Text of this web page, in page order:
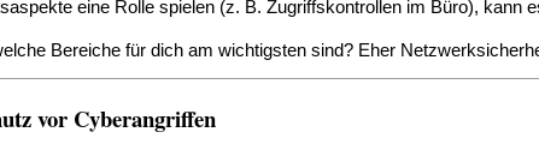
eine Rolle spielen (z. B. Zugriffskontrollen im Büro), kann
Bereiche für dich am wichtigsten sind? Eher
vor Cyberangriffen